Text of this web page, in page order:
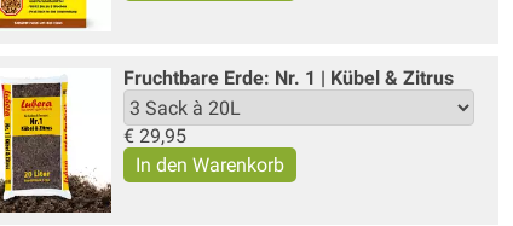
Fruchtbare Erde: Nr. 1 | Kübel & Zitrus
€ 29,95